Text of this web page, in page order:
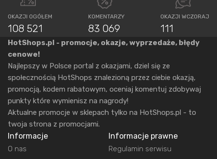
OKAZJI OGÓŁEM
108 521
KOMENTARZY
83 069
OKAZJI WCZORAJ
111
HotShops.pl - promocje, okazje, wyprzedaże, błędy
cenowe!
Najlepszy w Polsce portal z okazjami, dziel się ze
społecznością HotShops znalezioną przez ciebie okazją,
promocją, kodem rabatowym, oceniaj komentuj zdobywaj
punkty które wymienisz na nagrody!
Aktualne promocje w sklepach tylko na HotShops.pl - to
twoja strona z promocjami.
Informacje
O nas
Informacje prawne
Regulamin serwisu